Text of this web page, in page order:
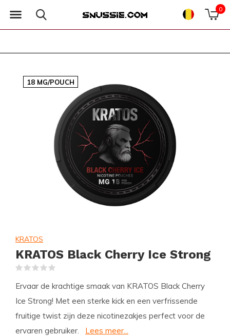
0
18 MG/POUCH
KRATOS
KRATOS Black Cherry Ice Strong
Ervaar de krachtige smaak van KRATOS Black Cherry
Ice Strong! Met een sterke kick en een verfrissende
fruitige twist zijn deze nicotinezakjes perfect voor de
ervaren gebruiker.
Lees meer...